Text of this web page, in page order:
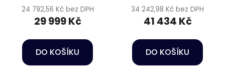
24 792,56 Kč bez DPH
29 999 Kč
DO KOŠÍKU
34 242,98 Kč bez DPH
41 434 Kč
DO KOŠÍKU